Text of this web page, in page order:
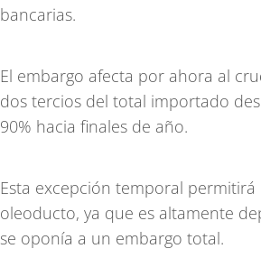
bancarias.
El embargo afecta por ahora al
dos tercios del total importado
90% hacia finales de año.
Esta excepción temporal
oleoducto, ya que es altamente
se oponía a un embargo total.